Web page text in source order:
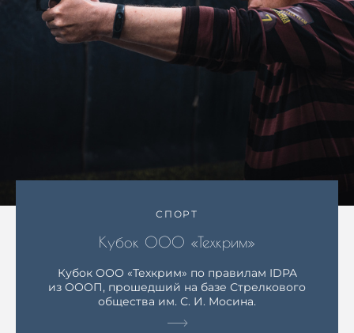
СПОРТ
Кубок ООО «Техкрим»
Кубок ООО «Техкрим» по правилам IDPA
из ОООП, прошедший на базе Стрелкового
общества им. С. И. Мосина.